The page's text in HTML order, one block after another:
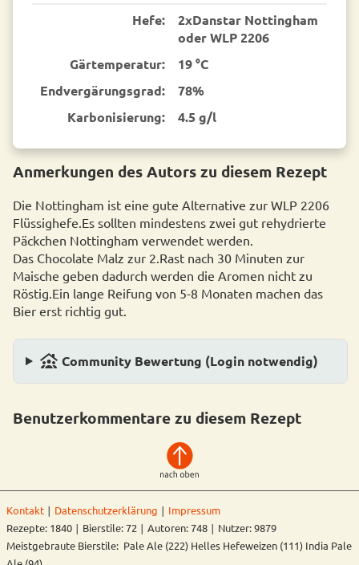
Hefe:
2xDanstar Nottingham
oder WLP 2206
Gärtemperatur:
19 °C
End­vergärungsgrad:
78%
Karbonisierung:
4.5 g/l
Anmerkungen des Autors zu diesem Rezept
Die Nottingham ist eine gute Alternative zur WLP 2206
Flüssighefe.Es sollten mindestens zwei gut rehydrierte
Päckchen Nottingham verwendet werden.
Das Chocolate Malz zur 2.Rast nach 30 Minuten zur
Maische geben dadurch werden die Aromen nicht zu
Röstig.Ein lange Reifung von 5-8 Monaten machen das
Bier erst richtig gut.
family_group Community Bewertung (Login notwendig)
Benutzerkommentare zu diesem Rezept
Kontakt ∣ Datenschutzerklärung ∣ Impressum
Rezepte: 1840 ∣ Bierstile: 72 ∣ Autoren: 748 ∣ Nutzer: 9879
Meistgebraute Bierstile: Pale Ale (222) Helles Hefeweizen (111) India Pale